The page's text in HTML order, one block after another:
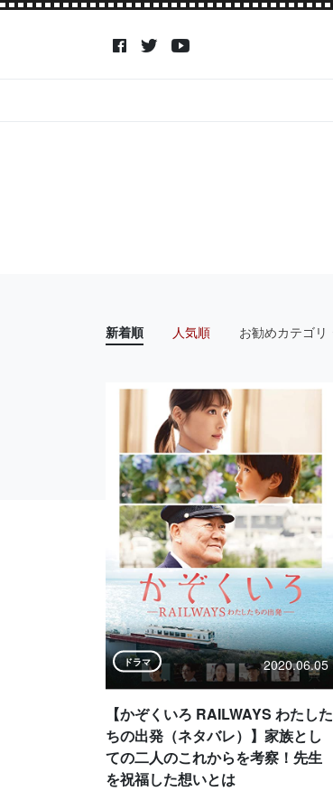
新着順 人気順 お勧めカテゴリ
ドラマ 2020.06.05
【かぞくいろ RAILWAYS わたした
ちの出発（ネタバレ）】家族とし
ての二人のこれからを考察！先生
を祝福した想いとは